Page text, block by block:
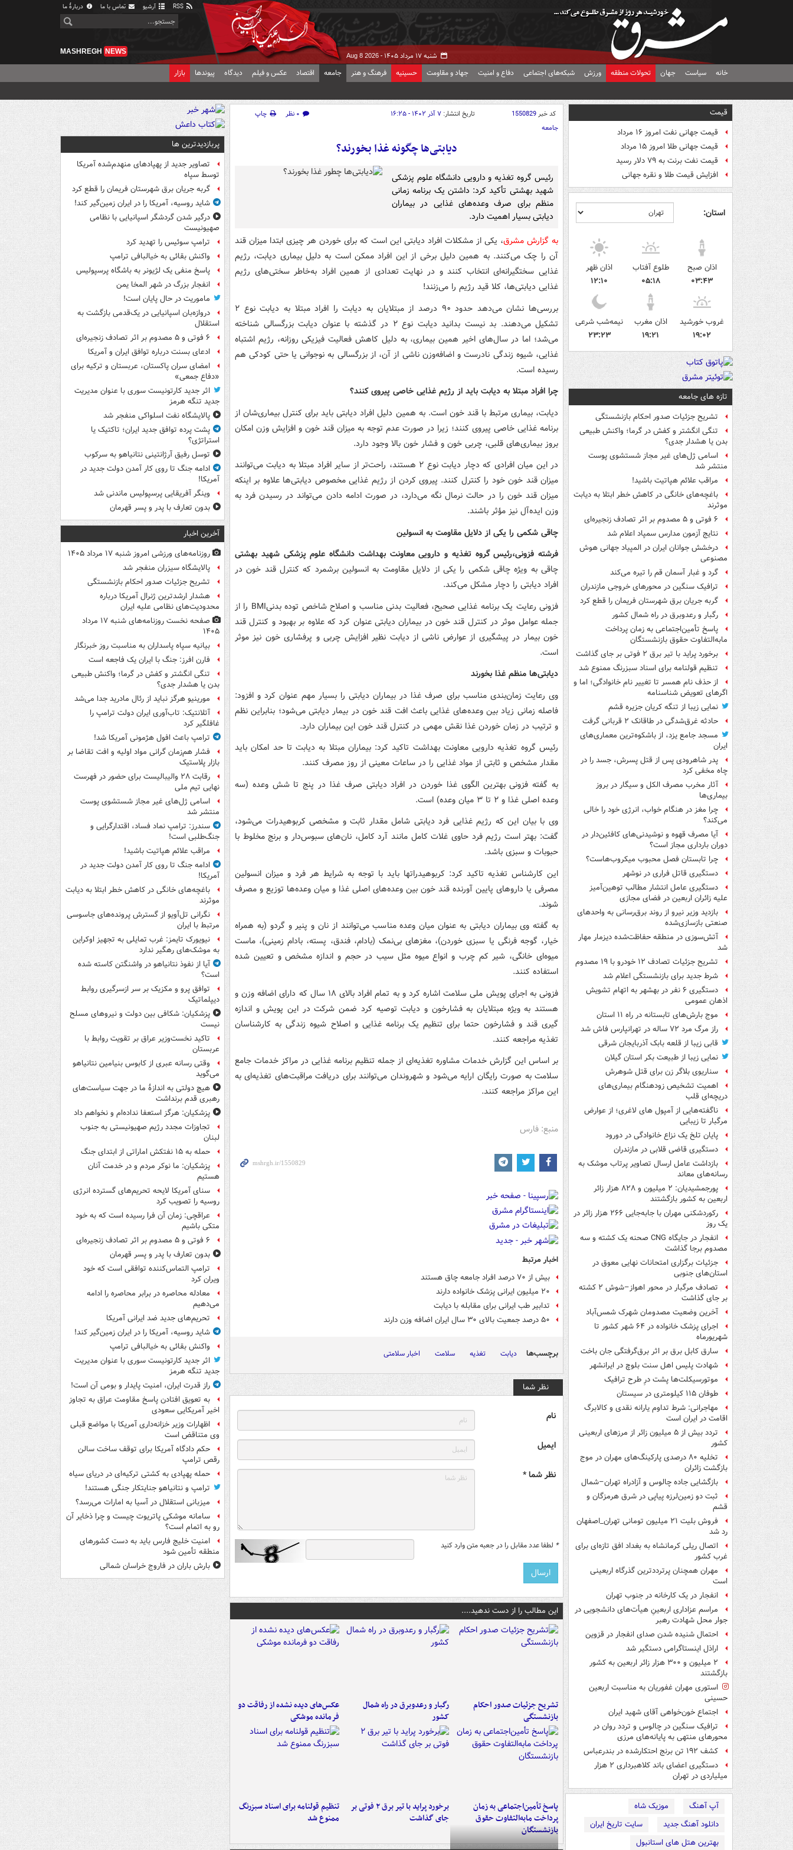
آرشیو تماس با ما دربارهٔ ما
شنبه ۱۷ مرداد ۱۴۰۵ - Aug 8 2026
MASHREGH NEWS
خانه سیاست جهان تحولات منطقه ورزش شبکه‌های اجتماعی دفاع و امنیت جهاد و مقاومت حسینیه فرهنگ و هنر جامعه اقتصاد عکس و فیلم دیدگاه پیوندها بازار
قیمت
قیمت جهانی نفت امروز ۱۶ مرداد
قیمت جهانی طلا امروز ۱۵ مرداد
قیمت نفت برنت به ۷۹ دلار رسید
افزایش قیمت طلا و نقره جهانی
استان:
اذان صبح
۰۳:۴۳
طلوع آفتاب
۰۵:۱۸
اذان ظهر
۱۲:۱۰
غروب خورشید
۱۹:۰۲
اذان مغرب
۱۹:۲۱
نیمه‌شب شرعی
۲۳:۲۳
تازه های جامعه
تشریح جزئیات صدور احکام بازنشستگی
تنگی انگشتر و کفش در گرما؛ واکنش طبیعی
بدن یا هشدار جدی؟
اسامی ژل‌های غیر مجاز شستشوی پوست
منتشر شد
مراقب علائم هپاتیت باشید!
باغچه‌های خانگی در کاهش خطر ابتلا به دیابت
موثرند
۶ فوتی و ۵ مصدوم بر اثر تصادف زنجیره‌ای
نتایج آزمون مدارس سمپاد اعلام شد
درخشش جوانان ایران در المپیاد جهانی هوش
مصنوعی
گرد و غبار آسمان قم را تیره می‌کند
ترافیک سنگین در محورهای خروجی مازندران
گربه جریان برق شهرستان فریمان را قطع کرد
رگبار و رعدوبرق در راه شمال کشور
پاسخ تأمین‌اجتماعی به زمان پرداخت
مابه‌التفاوت حقوق بازنشستگان
برخورد پراید با تیر برق ۲ فوتی بر جای گذاشت
تنظیم قولنامه برای اسناد سبزرنگ ممنوع شد
از حذف نام همسر تا تغییر نام خانوادگی؛ اما و
اگرهای تعویض شناسنامه
نمایی زیبا از تنگه کریان جزیره قشم
حادثه غرق‌شدگی در طاقانک ۲ قربانی گرفت
مسجد جامع یزد، از باشکوه‌ترین معماری‌های
ایران
پدر شاهرودی پس از قتل پسرش، جسد را در
چاه مخفی کرد
آثار مخرب مصرف الکل و سیگار در بروز
بیماری‌ها
چرا مغز در هنگام خواب، انرژی خود را خالی
می‌کند؟
آیا مصرف قهوه و نوشیدنی‌های کافئین‌دار در
دوران بارداری مجاز است؟
چرا تابستان فصل محبوب میکروب‌هاست؟
دستگیری قاتل فراری در نوشهر
دستگیری عامل انتشار مطالب توهین‌آمیز
علیه زائران اربعین در فضای مجازی
بازدید وزیر نیرو از روند برق‌رسانی به واحدهای
صنعتی بازسازی‌شده
آتش‌سوزی در منطقه حفاظت‌شده دیزمار مهار
شد
تشریح جزئیات تصادف ۱۲ خودرو با ۱۹ مصدوم
شرط جدید برای بازنشستگی اعلام شد
دستگیری ۶ نفر در بهشهر به اتهام تشویش
اذهان عمومی
موج بارش‌های تابستانه در راه ۱۱ استان
راز مرگ مرد ۷۲ ساله در تهرانپارس فاش شد
قابی زیبا از قلعه بابک آذربایجان شرقی
نمایی زیبا از طبیعت بکر استان گیلان
سناریوی بلاگر زن برای قتل شوهرش
اهمیت تشخیص زودهنگام بیماری‌های
دریچه‌ای قلب
ناگفته‌هایی از آمپول های لاغری؛ از عوارض
مرگبار تا زیبایی
پایان تلخ یک نزاع خانوادگی در دورود
دستگیری قاضی قلابی در مازندران
بازداشت عامل ارسال تصاویر پرتاب موشک به
رسانه‌های معاند
پورجمشیدیان: ۲ میلیون و ۸۲۸ هزار زائر
اربعین به کشور بازگشتند
رکوردشکنی مهران با جابه‌جایی ۲۶۶ هزار زائر در
یک روز
انفجار در جایگاه CNG صحنه یک کشته و سه
مصدوم برجا گذاشت
جزئیات برگزاری امتحانات نهایی معوق در
استان‌های جنوبی
تصادف مرگبار در محور اهواز–شوش ۲ کشته
بر جای گذاشت
آخرین وضعیت مصدومان شهرک شمس‌آباد
اجرای پزشک خانواده در ۶۴ شهر کشور تا
شهریورماه
سارق کابل برق بر اثر برق‌گرفتگی جان باخت
شهادت پلیس اهل سنت بلوچ در ایرانشهر
موتورسیکلت‌ها پشت درِ طرح ترافیک
طوفان ۱۱۵ کیلومتری در سیستان
مهاجرانی: شرط تداوم یارانه نقدی و کالابرگ
اقامت در ایران است
تردد بیش از ۵ میلیون زائر از مرزهای اربعینی
کشور
تخلیه ۸۰ درصدی پارکینگ‌های مهران در موج
بازگشت زائران
بازگشایی جاده چالوس و آزادراه تهران–شمال
ثبت دو زمین‌لرزه پیاپی در شرق هرمزگان و
قشم
فروش بلیت ۲۱ میلیون تومانی تهران_اصفهان
رد شد
اتصال ریلی کرمانشاه به بغداد افق تازه‌ای برای
غرب کشور
مهران همچنان پرترددترین گذرگاه اربعینی
است
انفجار در یک کارخانه در جنوب تهران
مراسم عزاداری اربعینِ هیأت‌های دانشجویی در
جوار محل شهادت رهبر
احتمال شنیده شدن صدای انفجار در قزوین
اراذل اینستاگرامی دستگیر شد
۲ میلیون و ۳۰۰ هزار زائر اربعین به کشور
بازگشتند
استوری مهران غفوریان به مناسبت اربعین
حسینی
اجتماع خون‌خواهی آقای شهید ایران
ترافیک سنگین در چالوس و تردد روان در
محورهای منتهی به پایانه‌های مرزی
کشف ۱۹۲ تن برنج احتکارشده در بندرعباس
دستگیری اعضای باند کلاهبرداری ۲ هزار
میلیاردی در تهران
آپ آهنگ
موزیک شاه
دانلود آهنگ جدید
سایت تاریخ ایران
بهترین هتل های استانبول
کد خبر1550829 تاریخ انتشار: ۷ آذر ۱۴۰۲ - ۱۶:۲۵ ۰ نظر
چاپ
جامعه
دیابتی‌ها چگونه غذا بخورند؟
رئیس گروه تغذیه و دارویی دانشگاه علوم پزشکی
شهید بهشتی تأکید کرد: داشتن یک برنامه زمانی
منظم برای صرف وعده‌های غذایی در بیماران
دیابتی بسیار اهمیت دارد.
به گزارش مشرق، یکی از مشکلات افراد دیابتی این است که برای خوردن هر چیزی ابتدا میزان قند
آن را چک می‌کنند. به همین دلیل برخی از این افراد ممکن است به دلیل بیماری دیابت، رژیم
غذایی سختگیرانه‌ای انتخاب کنند و در نهایت تعدادی از همین افراد به‌خاطر سختی‌های رژیم
غذایی دیابتی‌ها، کلا قید رژیم را می‌زنند!
بررسی‌ها نشان می‌دهد حدود ۹۰ درصد از مبتلایان به دیابت را افراد مبتلا به دیابت نوع ۲
تشکیل می‌دهند. بد نیست بدانید دیابت نوع ۲ در گذشته با عنوان دیابت بزرگسالی شناخته
می‌شد؛ اما در سال‌های اخیر همین بیماری، به دلیل کاهش فعالیت فیزیکی روزانه، رژیم اشتباه
غذایی، شیوه زندگی نادرست و اضافه‌وزن ناشی از آن، از بزرگسالی به نوجوانی یا حتی کودکی هم
رسیده است.
چرا افراد مبتلا به دیابت باید از رژیم غذایی خاصی پیروی کنند؟
دیابت، بیماری مرتبط با قند خون‌ است. به همین دلیل افراد دیابتی باید برای کنترل بیماری‌شان از
برنامه غذایی خاصی پیروی کنند؛ زیرا در صورت عدم توجه به میزان قند خون و افزایش وزن امکان
بروز بیماری‌های قلبی، چربی خون و فشار خون بالا وجود دارد.
در این میان افرادی که دچار دیابت نوع ۲ هستند، راحت‌تر از سایر افراد مبتلا به دیابت می‌توانند
میزان قند خون خود را کنترل کنند. پیروی کردن از رژیم غذایی مخصوص دیابتی‌ها علاوه بر اینکه
میزان قند خون را در حالت نرمال نگه می‌دارد، در صورت ادامه دادن می‌تواند در رسیدن فرد به
وزن ایده‌آل نیز مؤثر باشند.
چاقی شکمی را یکی از دلایل مقاومت به انسولین
فرشته فزونی،رئیس گروه تغذیه و دارویی معاونت بهداشت دانشگاه علوم پزشکی شهید بهشتی
چاقی به ویژه چاقی شکمی را یکی از دلایل مقاومت به انسولین برشمرد که کنترل قند خون در
افراد دیابتی را دچار مشکل می‌کند.
فزونی رعایت یک برنامه غذایی صحیح، فعالیت بدنی مناسب و اصلاح شاخص توده بدنیBMI را از
جمله عوامل موثر در کنترل قند خون در بیماران دیابتی عنوان کرد که علاوه بر بهبود و کنترل قند
خون بیمار در پیشگیری از عوارض ناشی از دیابت نظیر افزایش چربی و پرفشاری خون نیز موثر
است.
دیابتی‌ها منظم غذا بخورند
وی رعایت زمان‌بندی مناسب برای صرف غذا در بیماران دیابتی را بسیار مهم عنوان کرد و افزود:
فاصله‌ زمانی زیاد بین وعده‌های غذایی باعث افت قند خون در بیمار دیابتی می‌شود؛ بنابراین نظم
و ترتیب در زمان خوردن غذا نقش مهمی در کنترل قند خون این بیماران دارد.
رئیس گروه تغذیه دارویی معاونت بهداشت تاکید کرد: بیماران مبتلا به دیابت تا حد امکان باید
مقدار مشخص و ثابتی از مواد غذایی را در ساعات معینی از روز مصرف کنند.
به گفته فزونی بهترین الگوی غذا خوردن در افراد دیابتی صرف غذا در پنج تا شش وعده (سه
وعده اصلی غذا و ۲ تا ۳ میان وعده) است.
وی با بیان این که رژیم غذایی فرد دیابتی شامل مقدار ثابت و مشخصی کربوهیدرات می‌شود،
گفت: بهتر است رژیم فرد حاوی غلات کامل مانند آرد کامل، نان‌های سبوس‌دار و برنج مخلوط با
حبوبات و سبزی باشد.
این کارشناس تغذیه تاکید کرد: کربوهیدراتها باید با توجه به شرایط هر فرد و میزان انسولین
مصرفی یا داروهای پایین آورنده قند خون بین وعده‌های اصلی غذا و میان وعده‌ها توزیع و مصرف
شوند.
به گفته وی بیماران دیابتی به عنوان میان وعده مناسب می‌توانند از نان و پنیر و گردو (به همراه
خیار، گوجه فرنگی یا سبزی خوردن)، مغزهای بی‌نمک (بادام، فندق، پسته، بادام زمینی)، ماست
میوه‌ای خانگی، شیر کم چرب و انواع میوه مثل سیب در حجم و اندازه مشخص و تعیین شده
استفاده کنند.
فزونی به اجرای پویش ملی سلامت اشاره کرد و به تمام افراد بالای ۱۸ سال که دارای اضافه وزن و
هستند به ویژه مبتلایان به فشارخون و دیابت توصیه کرد ضمن شرکت در این پویش و اندازه
گیری قند و فشارخون حتما برای تنظیم یک برنامه غذایی و اصلاح شیوه زندگی به کارشناسان
تغذیه مراجعه کنند.
بر اساس این گزارش خدمات مشاوره تغذیه‌ای از جمله تنظیم برنامه غذایی در مراکز خدمات جامع
سلامت به صورت رایگان ارایه می‌شود و شهروندان می‌توانند برای دریافت مراقبت‌های تغذیه‌ای به
این مراکز مراجعه کنند.
منبع: فارس
اخبار مرتبط
بیش از ۷۰ درصد افراد جامعه چاق هستند
۲۰ میلیون ایرانی پزشک خانواده دارند
تدابیر طب ایرانی برای مقابله با دیابت
۵۰ درصد جمعیت بالای ۳۰ سال ایران اضافه وزن دارند
برچسب‌ها دیابت تغذیه سلامت اخبار سلامتی
نظر شما
نام
ایمیل
نظر شما *
* لطفا عدد مقابل را در جعبه متن وارد کنید
این مطالب را از دست ندهید....
تشریح جزئیات صدور احکام
بازنشستگی
رگبار و رعدوبرق در راه شمال
کشور
عکس‌های دیده نشده از رفاقت دو
فرمانده‌ موشکی
پاسخ تأمین‌اجتماعی به زمان
پرداخت مابه‌التفاوت حقوق
بازنشستگان
برخورد پراید با تیر برق ۲ فوتی بر
جای گذاشت
تنظیم قولنامه برای اسناد سبزرنگ
ممنوع شد
پربازدیدترین ها
تصاویر جدید از پهپادهای منهدم‌شده آمریکا
توسط سپاه
گربه جریان برق شهرستان فریمان را قطع کرد
شاید روسیه، آمریکا را در ایران زمین‌گیر کند!
درگیر شدن گردشگر اسپانیایی با نظامی
صهیونیست
ترامپ سوئیس را تهدید کرد
واکنش بقائی به خیالبافی ترامپ
پاسخ منفی یک لژیونر به باشگاه پرسپولیس
انفجار بزرگ در شهر المخا یمن
ماموریت در حال پایان است!
دروازه‌بان اسپانیایی در یک‌قدمی بازگشت به
استقلال
۶ فوتی و ۵ مصدوم بر اثر تصادف زنجیره‌ای
ادعای بسنت درباره توافق ایران و آمریکا
امضای سران پاکستان، عربستان و ترکیه برای
«دفاع جمعی»
اثر جدید کارتونیست سوری با عنوان مدیریت
جدید تنگه هرمز
پالایشگاه نفت اسلواکی منفجر شد
پشت پرده توافق جدید ایران؛ تاکتیک یا
استراتژی؟
توسل رفیق آرژانتینی نتانیاهو به سرکوب
ادامه جنگ تا روی کار آمدن دولت جدید در
آمریکا!
وینگر آفریقایی پرسپولیس ماندنی شد
بدون تعارف با پدر و پسر قهرمان
آخرین اخبار
روزنامه‌های ورزشی امروز ‌شنبه ۱۷ مرداد ۱۴۰۵
پالایشگاه سیزران منفجر شد
تشریح جزئیات صدور احکام بازنشستگی
هشدار ارشدترین ژنرال آمریکا درباره
محدودیت‌های نظامی علیه ایران
صفحه نخست روزنامه‌های شنبه ۱۷ مرداد
۱۴۰۵
بیانیه سپاه پاسداران به مناسبت روز خبرنگار
فارن افرز: جنگ با ایران یک فاجعه است
تنگی انگشتر و کفش در گرما؛ واکنش طبیعی
بدن یا هشدار جدی؟
مورینیو هرگز نباید از رئال مادرید جدا می‌شد
آتلانتیک: تاب‌آوری ایران دولت ترامپ را
غافلگیر کرد
ترامپ باعث افول هژمونی آمریکا شد!
فشار هم‌زمان گرانی مواد اولیه و افت تقاضا بر
بازار پلاستیک
رقابت ۲۸ والیبالیست برای حضور در فهرست
نهایی تیم ملی
اسامی ژل‌های غیر مجاز شستشوی پوست
منتشر شد
سندرز: ترامپ نماد فساد، اقتدارگرایی و
جنگ‌طلبی است!
مراقب علائم هپاتیت باشید!
ادامه جنگ تا روی کار آمدن دولت جدید در
آمریکا!
باغچه‌های خانگی در کاهش خطر ابتلا به دیابت
موثرند
نگرانی تل‌آویو از گسترش پرونده‌های جاسوسی
مرتبط با ایران
نیویورک تایمز: غرب تمایلی به تجهیز اوکراین
به موشک‌های رهگیر ندارد
آیا از نفوذ نتانیاهو در واشنگتن کاسته شده
است؟
توافق پرو و مکزیک بر سر ازسرگیری روابط
دیپلماتیک
پزشکیان: شکافی بین دولت و نیروهای مسلح
نیست
تاکید نخست‌وزیر عراق بر تقویت روابط با
عربستان
وقتی رسانه عبری از کابوس بنیامین نتانیاهو
می‌گوید
هیچ دولتی به اندازۀ ما در جهت سیاست‌های
رهبری قدم برنداشت
پزشکیان: هرگز استعفا نداده‌ام و نخواهم داد
تجاوزات مجدد رژیم صهیونیستی به جنوب
لبنان
حمله به ۱۵ نفتکش‌ اماراتی از ابتدای جنگ
پزشکیان: ما نوکر مردم و در خدمت آنان
هستیم
سنای آمریکا لایحه تحریم‌های گسترده انرژی
روسیه را تصویب کرد
عراقچی: زمان آن فرا رسیده است که به خود
متکی باشیم
۶ فوتی و ۵ مصدوم بر اثر تصادف زنجیره‌ای
بدون تعارف با پدر و پسر قهرمان
ترامپ التماس‌کننده توافقی است که خود
ویران کرد
معادله محاصره در برابر محاصره را ادامه
می‌دهیم
تحریم‌های جدید ضد ایرانی آمریکا
شاید روسیه، آمریکا را در ایران زمین‌گیر کند!
واکنش بقائی به خیالبافی ترامپ
اثر جدید کارتونیست سوری با عنوان مدیریت
جدید تنگه هرمز
راز قدرت ایران، امنیت پایدار و بومی آن است!
به تعویق افتادن پاسخ مقاومت عراق به تجاوز
اخیر آمریکایی سعودی
اظهارات وزیر خزانه‌داری آمریکا با مواضع قبلی
وی متناقض است
حکم دادگاه آمریکا برای توقف ساخت سالن
رقص ترامپ
حمله پهپادی به کشتی ترکیه‌ای در دریای سیاه
ترامپ و نتانیاهو جنایتکار جنگی هستند!
میزبانی استقلال در آسیا به امارات می‌رسد؟
سامانه موشکی پاتریوت چیست و چرا ذخایر آن
رو به اتمام است؟
امنیت خلیج فارس باید به دست کشورهای
منطقه تأمین شود
بارش باران در فاروج خراسان شمالی